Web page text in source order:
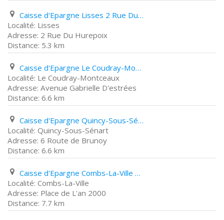
Caisse d'Epargne Lisses 2 Rue Du Hurepoix
Lisses
2 Rue Du Hurepoix
5.3 km
Caisse d'Epargne Le Coudray-Montceaux Avenue Gabrielle D'estrées
Le Coudray-Montceaux
Avenue Gabrielle D'estrées
6.6 km
Caisse d'Epargne Quincy-Sous-Sénart 6 Route de Brunoy
Quincy-Sous-Sénart
6 Route de Brunoy
6.6 km
Caisse d'Epargne Combs-La-Ville Place de L'an 2000
Combs-La-Ville
Place de L'an 2000
7.7 km